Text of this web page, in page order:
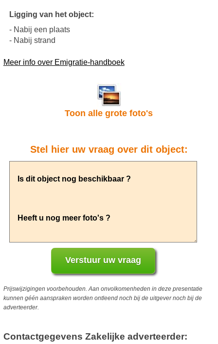
Ligging van het object:
- Nabij een plaats
- Nabij strand
Meer info over Emigratie-handboek
Toon alle grote foto's
Stel hier uw vraag over dit object:
Prijswijzigingen voorbehouden. Aan onvolkomenheden in deze presentatie
kunnen géén aanspraken worden ontleend noch bij de uitgever noch bij de
adverteerder.
Contactgegevens Zakelijke adverteerder: